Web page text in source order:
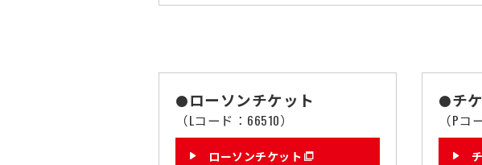
●ローソンチケット
（Lコード：66510）
ローソンチケット
●チ
（Pコ